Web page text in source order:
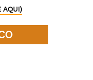
AQUI)